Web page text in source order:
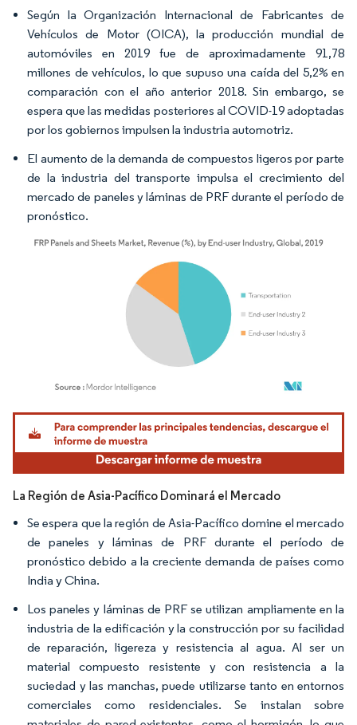
Según la Organización Internacional de Fabricantes de
Vehículos de Motor (OICA), la producción mundial de
automóviles en 2019 fue de aproximadamente 91,78
millones de vehículos, lo que supuso una caída del 5,2% en
comparación con el año anterior 2018. Sin embargo, se
espera que las medidas posteriores al COVID-19 adoptadas
por los gobiernos impulsen la industria automotriz.
El aumento de la demanda de compuestos ligeros por parte
de la industria del transporte impulsa el crecimiento del
mercado de paneles y láminas de PRF durante el período de
pronóstico.
Imagen © Mordor Intelligence. El uso requiere atribución según CC BY 4.0.
La Región de Asia-Pacífico Dominará el Mercado
Se espera que la región de Asia-Pacífico domine el mercado
de paneles y láminas de PRF durante el período de
pronóstico debido a la creciente demanda de países como
India y China.
Los paneles y láminas de PRF se utilizan ampliamente en la
industria de la edificación y la construcción por su facilidad
de reparación, ligereza y resistencia al agua. Al ser un
material compuesto resistente y con resistencia a la
suciedad y las manchas, puede utilizarse tanto en entornos
comerciales como residenciales. Se instalan sobre